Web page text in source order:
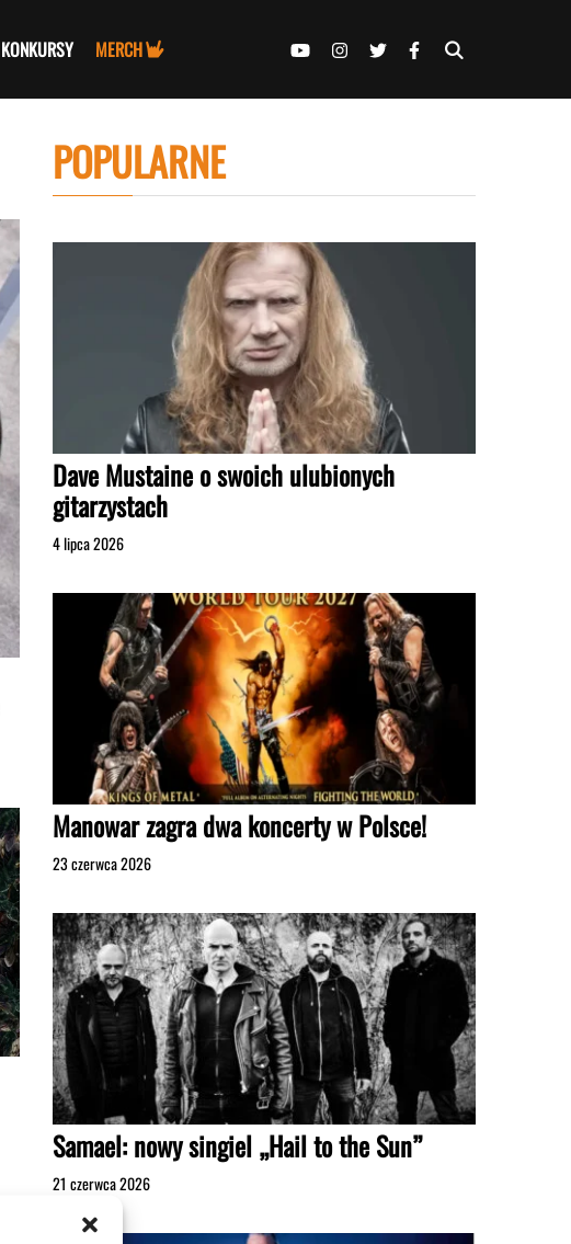
KONKURSY MERCH
POPULARNE
Dave Mustaine o swoich ulubionych
gitarzystach
4 lipca 2026
Manowar zagra dwa koncerty w Polsce!
23 czerwca 2026
Samael: nowy singiel „Hail to the Sun”
21 czerwca 2026